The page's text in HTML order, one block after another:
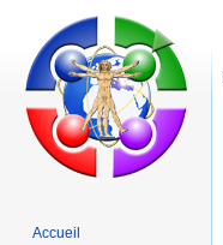
Accueil